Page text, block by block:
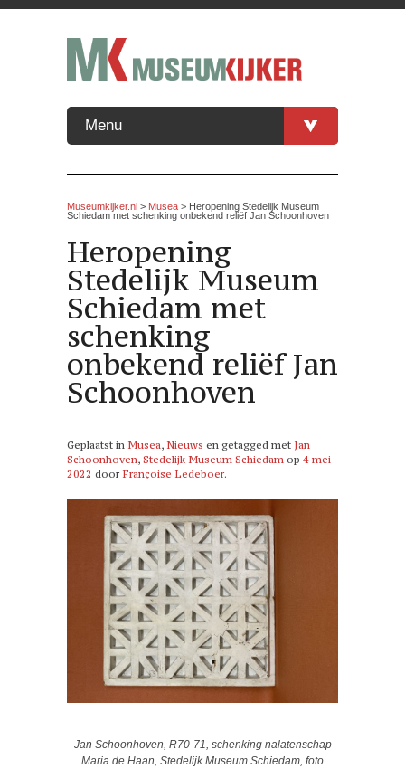
Menu
Museumkijker.nl > Musea > Heropening Stedelijk Museum
Schiedam met schenking onbekend reliëf Jan Schoonhoven
Heropening
Stedelijk Museum
Schiedam met
schenking
onbekend reliëf Jan
Schoonhoven
Geplaatst in Musea, Nieuws en getagged met Jan
Schoonhoven, Stedelijk Museum Schiedam op 4 mei
2022 door Françoise Ledeboer.
Jan Schoonhoven, R70-71, schenking nalatenschap
Maria de Haan, Stedelijk Museum Schiedam, foto